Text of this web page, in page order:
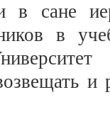
сане
в
и